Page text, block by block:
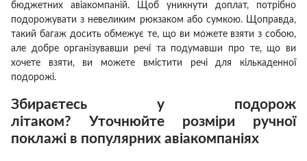
бюджетних авіакомпаній.
Щоб уникнути доплат, потрібно
подорожувати з невеликим рюкзаком або сумкою. Щоправда,
такий багаж досить обмежує те, що ви можете взяти з собою,
але добре організувавши речі та подумавши про те, що ви
хочете взяти, ви можете вмістити речі для кількаденної
подорожі.
Збираєтесь у подорож
літаком? Уточнюйте розміри ручної
поклажі в популярних авіакомпаніях